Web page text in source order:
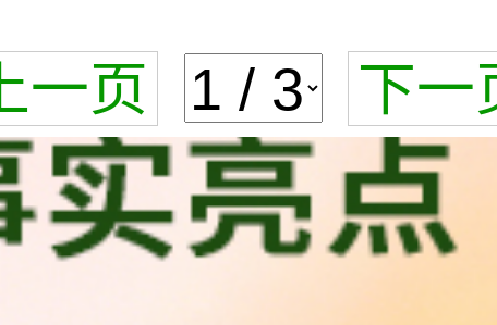
上一页 下一